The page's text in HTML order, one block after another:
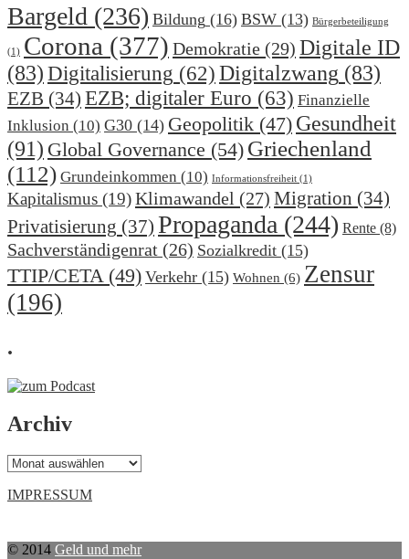
Bargeld (236) Bildung (16) BSW (13) Bürgerbeteiligung
(1) Corona (377) Demokratie (29) Digitale ID
(83) Digitalisierung (62) Digitalzwang (83)
EZB (34) EZB; digitaler Euro (63) Finanzielle
Inklusion (10) G30 (14) Geopolitik (47) Gesundheit
(91) Global Governance (54) Griechenland
(112) Grundeinkommen (10) Informationsfreiheit (1)
Kapitalismus (19)Klimawandel (27) Migration (34)
Privatisierung (37) Propaganda (244) Rente (8)
Sachverständigenrat (26) Sozialkredit (15)
TTIP/CETA (49) Verkehr (15) Wohnen (6) Zensur
(196)
.
Archiv
Archiv
IMPRESSUM
© 2014 Geld und mehr